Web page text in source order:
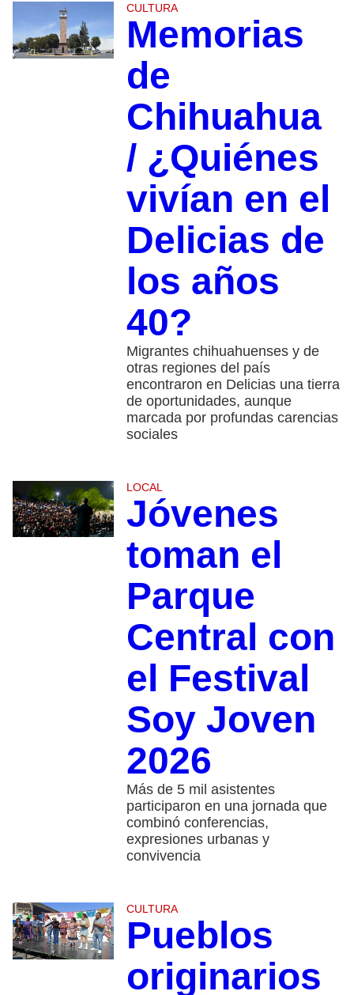
CULTURA
Memorias
de
Chihuahua
/ ¿Quiénes
vivían en el
Delicias de
los años
40?
Migrantes chihuahuenses y de
otras regiones del país
encontraron en Delicias una tierra
de oportunidades, aunque
marcada por profundas carencias
sociales
LOCAL
Jóvenes
toman el
Parque
Central con
el Festival
Soy Joven
2026
Más de 5 mil asistentes
participaron en una jornada que
combinó conferencias,
expresiones urbanas y
convivencia
CULTURA
Pueblos
originarios